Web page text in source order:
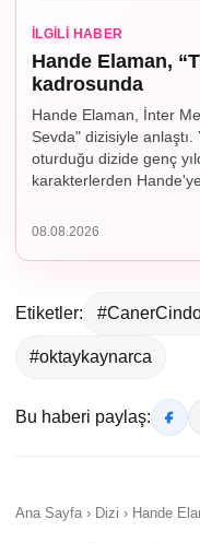
İLGILI HABER
Hande Elaman,
kadrosunda
Hande Elaman, İnter
Sevda" dizisiyle
oturduğu dizide genç
karakterlerden
08.08.2026
Etiketler:
#oktaykaynarca
Bu haberi paylaş:
Ana Sayfa › Dizi › Hande